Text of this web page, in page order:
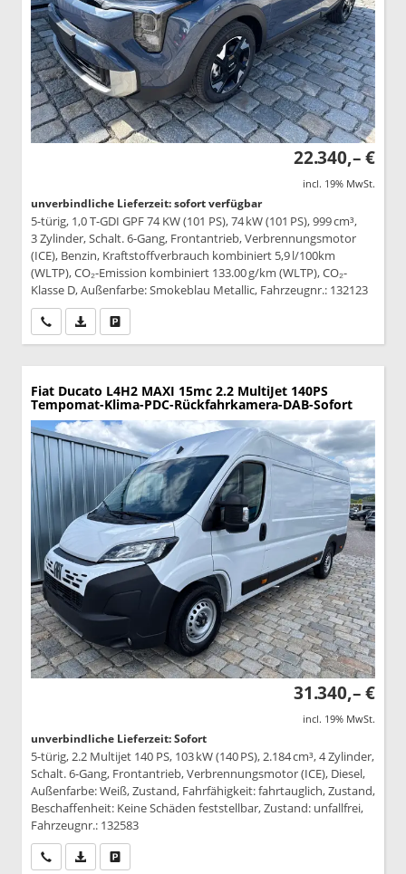
22.340,– €
incl. 19% MwSt.
unverbindliche Lieferzeit: sofort verfügbar
5-türig, 1,0 T-GDI GPF 74 KW (101 PS), 74 kW (101 PS), 999 cm³,
3 Zylinder, Schalt. 6-Gang, Frontantrieb, Verbrennungsmotor
(ICE), Benzin, Kraftstoffverbrauch kombiniert 5,9 l/100km
(WLTP), CO₂-Emission kombiniert 133.00 g/km (WLTP), CO₂-
Klasse D, Außenfarbe: Smokeblau Metallic, Fahrzeugnr.: 132123
Wir rufen Sie anPDF-Datei, Fahrzeugexposé drucken
Fiat Ducato L4H2 MAXI 15mc 2.2 MultiJet 140PS
Tempomat-Klima-PDC-Rückfahrkamera-DAB-Sofort
31.340,– €
incl. 19% MwSt.
unverbindliche Lieferzeit: Sofort
5-türig, 2.2 Multijet 140 PS, 103 kW (140 PS), 2.184 cm³, 4 Zylinder,
Schalt. 6-Gang, Frontantrieb, Verbrennungsmotor (ICE), Diesel,
Außenfarbe: Weiß, Zustand, Fahrfähigkeit: fahrtauglich, Zustand,
Beschaffenheit: Keine Schäden feststellbar, Zustand: unfallfrei,
Fahrzeugnr.: 132583
Wir rufen Sie anPDF-Datei, Fahrzeugexposé drucken